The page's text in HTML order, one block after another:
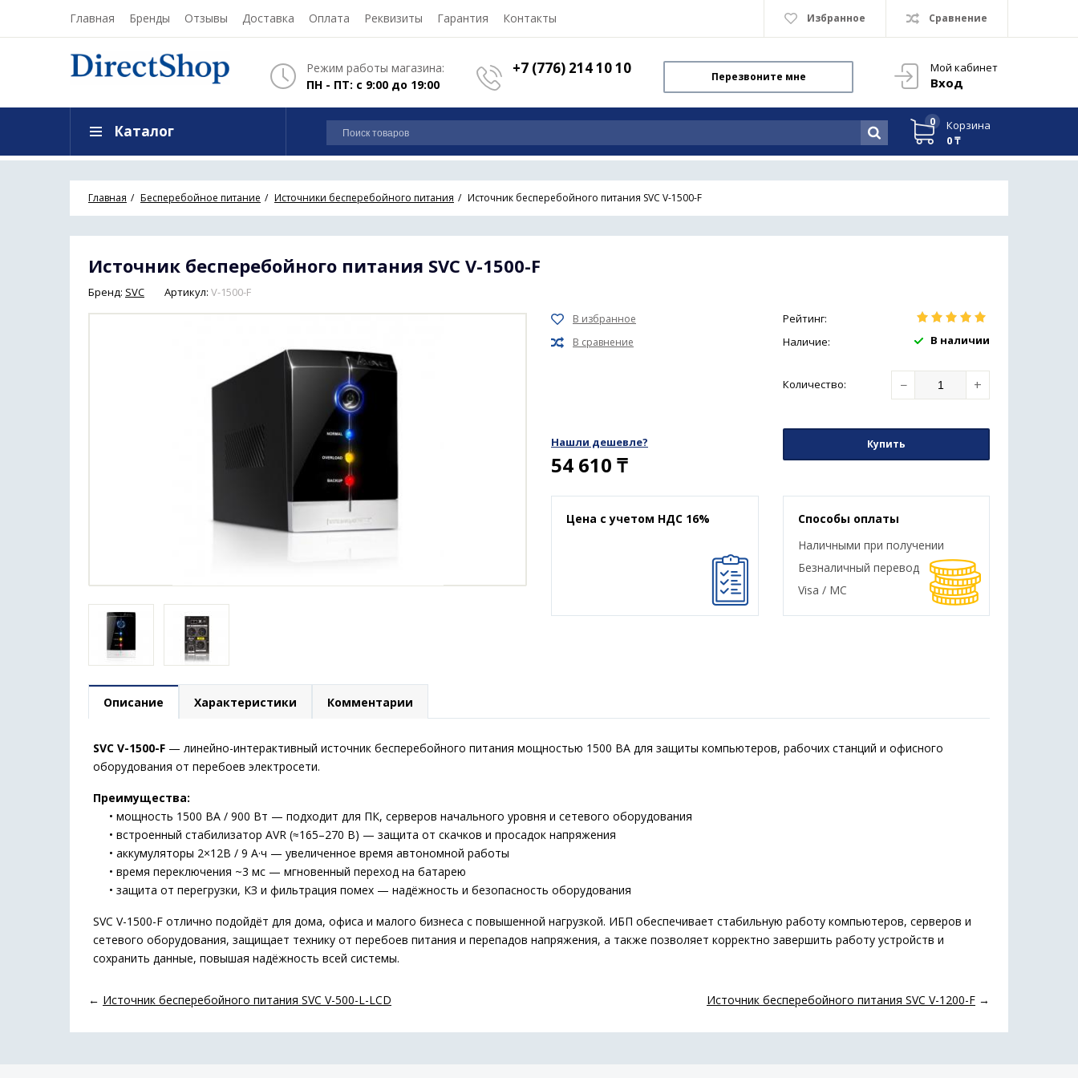
Главная Бренды Отзывы Доставка Оплата Реквизиты Гарантия Контакты Избранное Сравнение
Мой кабинет
Вход
Режим работы магазина:
ПН - ПТ: с 9:00 до 19:00
+7 (776) 214 10 10 Перезвоните мне
0
Корзина
0 ₸
Каталог
Главная Бесперебойное питание Источники бесперебойного питания Источник бесперебойного питания SVC V-1500-F
Источник бесперебойного питания SVC V-1500-F
Бренд: SVC Артикул: V-1500-F
Рейтинг:
Наличие:
В наличии
Количество: − +
Нашли дешевле?
54 610 ₸
Купить
Цена с учетом НДС 16%
Способы оплаты
Наличными при получении
Безналичный перевод
Visa / MC
Описание Характеристики Комментарии
SVC V-1500-F — линейно-интерактивный источник бесперебойного питания мощностью 1500 ВА для защиты компьютеров, рабочих станций и офисного
оборудования от перебоев электросети.
Преимущества:
• мощность 1500 ВА / 900 Вт — подходит для ПК, серверов начального уровня и сетевого оборудования
• встроенный стабилизатор AVR (≈165–270 В) — защита от скачков и просадок напряжения
• аккумуляторы 2×12В / 9 А·ч — увеличенное время автономной работы
• время переключения ~3 мс — мгновенный переход на батарею
• защита от перегрузки, КЗ и фильтрация помех — надёжность и безопасность оборудования
SVC V-1500-F отлично подойдёт для дома, офиса и малого бизнеса с повышенной нагрузкой. ИБП обеспечивает стабильную работу компьютеров, серверов и
сетевого оборудования, защищает технику от перебоев питания и перепадов напряжения, а также позволяет корректно завершить работу устройств и
сохранить данные, повышая надёжность всей системы.
← Источник бесперебойного питания SVC V-500-L-LCD Источник бесперебойного питания SVC V-1200-F →